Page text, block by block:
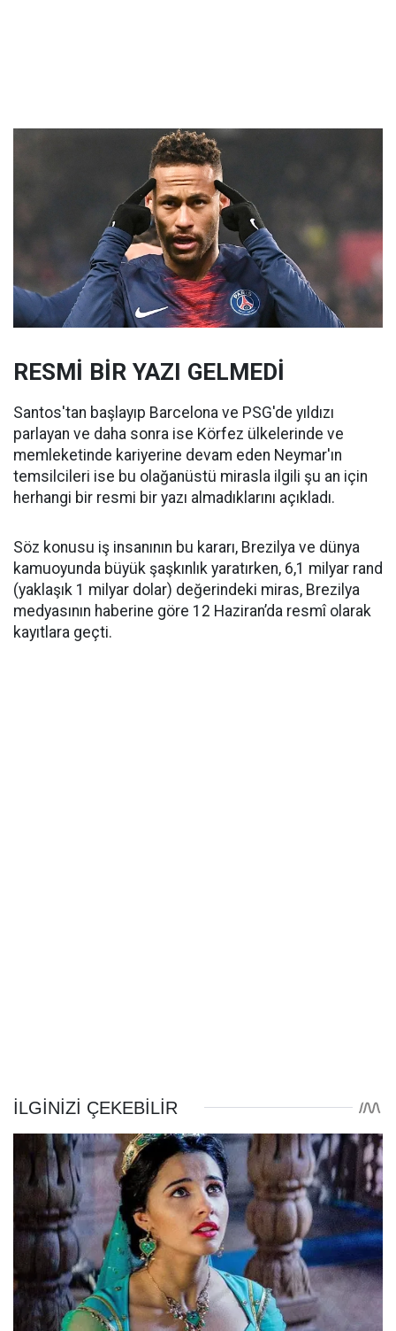
RESMİ BİR YAZI GELMEDİ
Santos'tan başlayıp Barcelona ve PSG'de yıldızı
parlayan ve daha sonra ise Körfez ülkelerinde ve
memleketinde kariyerine devam eden Neymar'ın
temsilcileri ise bu olağanüstü mirasla ilgili şu an için
herhangi bir resmi bir yazı almadıklarını açıkladı.
Söz konusu iş insanının bu kararı, Brezilya ve dünya
kamuoyunda büyük şaşkınlık yaratırken, 6,1 milyar rand
(yaklaşık 1 milyar dolar) değerindeki miras, Brezilya
medyasının haberine göre 12 Haziran’da resmî olarak
kayıtlara geçti.